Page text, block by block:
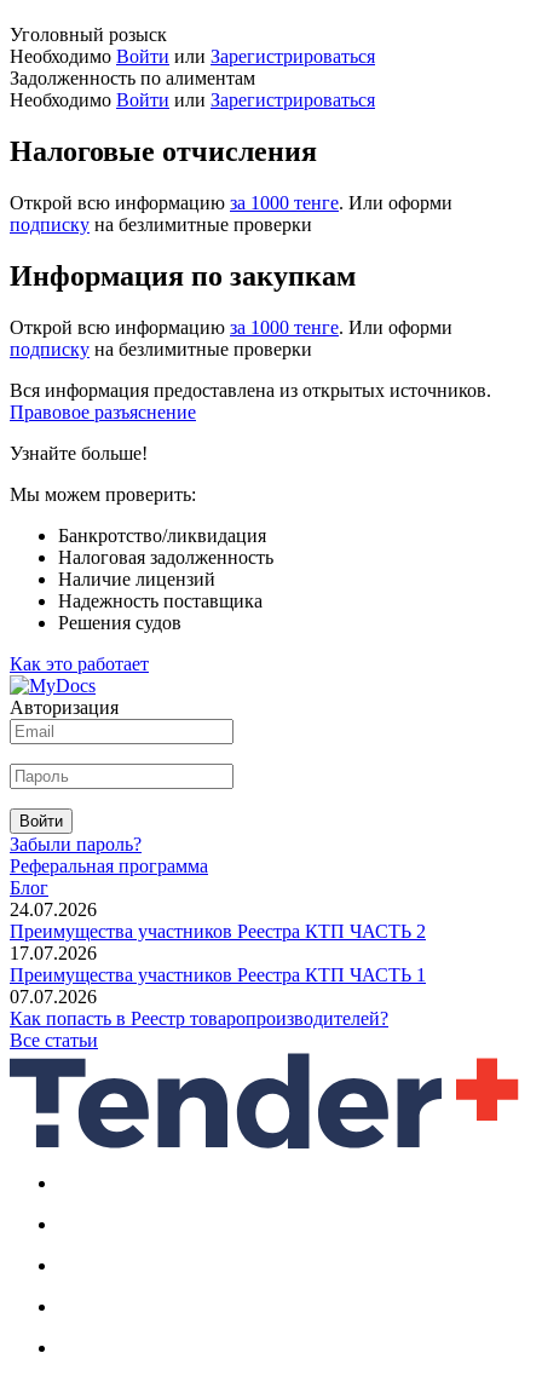
Уголовный розыск
Необходимо Войти или Зарегистрироваться
Задолженность по алиментам
Необходимо Войти или Зарегистрироваться
Налоговые отчисления
Открой всю информацию за 1000 тенге. Или оформи
подписку на безлимитные проверки
Информация по закупкам
Открой всю информацию за 1000 тенге. Или оформи
подписку на безлимитные проверки
Вся информация предоставлена из открытых источников.
Правовое разъяснение
Узнайте больше!
Мы можем проверить:
Банкротство/ликвидация
Налоговая задолженность
Наличие лицензий
Надежность поставщика
Решения судов
Как это работает
Авторизация
Войти
Забыли пароль?
Реферальная программа
Блог
24.07.2026
Преимущества участников Реестра КТП ЧАСТЬ 2
17.07.2026
Преимущества участников Реестра КТП ЧАСТЬ 1
07.07.2026
Как попасть в Реестр товаропроизводителей?
Все статьи